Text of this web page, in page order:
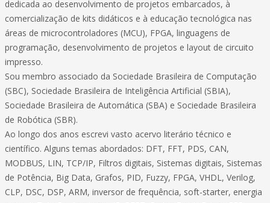
dedicada ao desenvolvimento de projetos embarcados, à
comercialização de kits didáticos e à educação tecnológica nas
áreas de microcontroladores (MCU), FPGA, linguagens de
programação, desenvolvimento de projetos e layout de circuito
impresso.
Sou membro associado da Sociedade Brasileira de Computação
(SBC), Sociedade Brasileira de Inteligência Artificial (SBIA),
Sociedade Brasileira de Automática (SBA) e Sociedade Brasileira
de Robótica (SBR).
Ao longo dos anos escrevi vasto acervo literário técnico e
científico. Alguns temas abordados: DFT, FFT, PDS, CAN,
MODBUS, LIN, TCP/IP, Filtros digitais, Sistemas digitais, Sistemas
de Potência, Big Data, Grafos, PID, Fuzzy, FPGA, VHDL, Verilog,
CLP, DSC, DSP, ARM, inversor de frequência, soft-starter, energia